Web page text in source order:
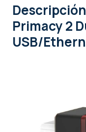
Descripción
Primacy 2
USB/